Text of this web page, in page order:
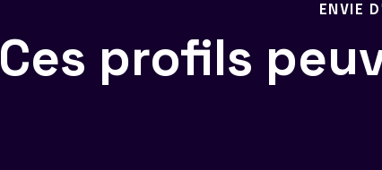
ENVIE
Ces profils